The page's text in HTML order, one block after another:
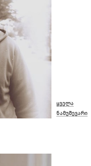
ყველა
ნამუშევარი